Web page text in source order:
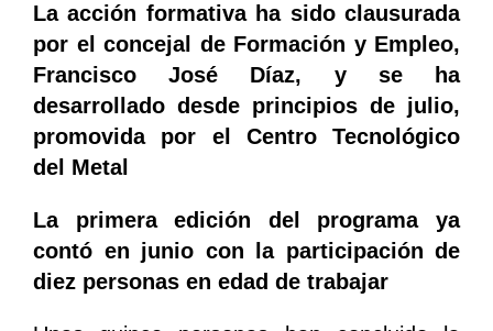
La acción formativa ha sido clausurada
por el concejal de Formación y Empleo,
Francisco José Díaz, y se ha
desarrollado desde principios de julio,
promovida por el Centro Tecnológico
del Metal
La primera edición del programa ya
contó en junio con la participación de
diez personas en edad de trabajar